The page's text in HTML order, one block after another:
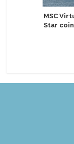
MSC
Star